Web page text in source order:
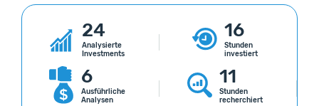
24
Analysierte
Investments
16
Stunden
investiert
11
Stunden
recherchiert
6
Ausführliche
Analysen